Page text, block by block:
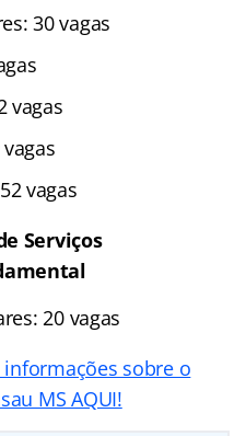
30 vagas
vagas
vagas
Serviços
20 vagas
sobre o
MS AQUI!